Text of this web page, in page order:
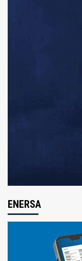
ENERSA